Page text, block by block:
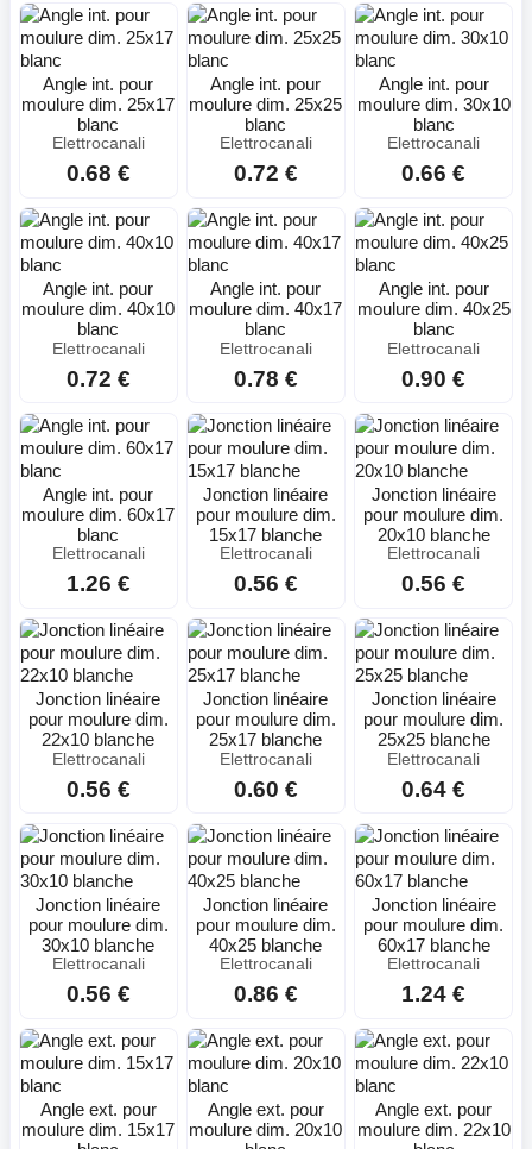
Angle int. pour
moulure dim. 25x17
blanc
Elettrocanali
0.68 €
Angle int. pour
moulure dim. 25x25
blanc
Elettrocanali
0.72 €
Angle int. pour
moulure dim. 30x10
blanc
Elettrocanali
0.66 €
Angle int. pour
moulure dim. 40x10
blanc
Elettrocanali
0.72 €
Angle int. pour
moulure dim. 40x17
blanc
Elettrocanali
0.78 €
Angle int. pour
moulure dim. 40x25
blanc
Elettrocanali
0.90 €
Angle int. pour
moulure dim. 60x17
blanc
Elettrocanali
1.26 €
Jonction linéaire
pour moulure dim.
15x17 blanche
Elettrocanali
0.56 €
Jonction linéaire
pour moulure dim.
20x10 blanche
Elettrocanali
0.56 €
Jonction linéaire
pour moulure dim.
22x10 blanche
Elettrocanali
0.56 €
Jonction linéaire
pour moulure dim.
25x17 blanche
Elettrocanali
0.60 €
Jonction linéaire
pour moulure dim.
25x25 blanche
Elettrocanali
0.64 €
Jonction linéaire
pour moulure dim.
30x10 blanche
Elettrocanali
0.56 €
Jonction linéaire
pour moulure dim.
40x25 blanche
Elettrocanali
0.86 €
Jonction linéaire
pour moulure dim.
60x17 blanche
Elettrocanali
1.24 €
Angle ext. pour
moulure dim. 15x17
Angle ext. pour
moulure dim. 20x10
Angle ext. pour
moulure dim. 22x10